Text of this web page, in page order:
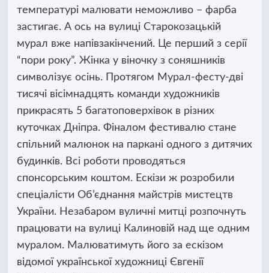
температурі малювати неможливо – фарба
застигає. А ось на вулиці Старокозацькій
мурал вже напівзакінчений. Це перший з серії
“пори року”. Жінка у віночку з соняшників
символізує осінь. Протягом Мурал-фесту-дві
тисячі вісімнадцять команди художників
прикрасять 5 багатоповерхівок в різних
куточках Дніпра. Фіналом фестивалю стане
спільний малюнок на паркані одного з дитячих
будинків. Всі роботи проводяться
спонсорським коштом. Ескізи ж розробили
спеціалісти Об’єднання майстрів мистецтв
України. Незабаром вуличні митці розпочнуть
працювати на вулиці Калиновій над ще одним
муралом. Малюватимуть його за ескізом
відомої української художниці Євгенії